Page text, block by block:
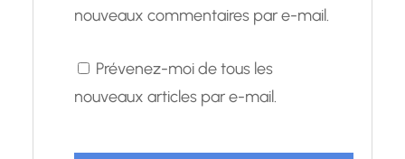
nouveaux commentaires par e-mail.
Prévenez-moi de tous les
nouveaux articles par e-mail.